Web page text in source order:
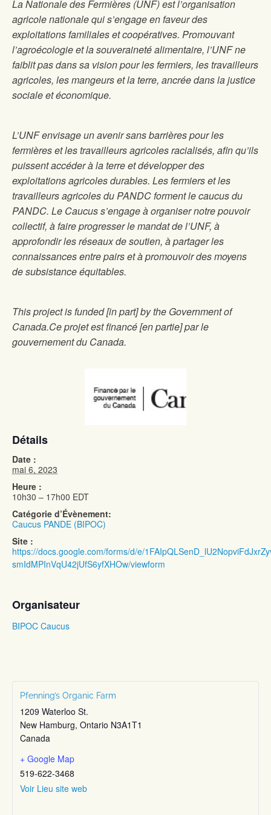
La Nationale des Fermières (UNF) est l’organisation
agricole nationale qui s’engage en faveur des
exploitations familiales et coopératives. Promouvant
l’agroécologie et la souveraineté alimentaire, l’UNF ne
faiblit pas dans sa vision pour les fermiers, les travailleurs
agricoles, les mangeurs et la terre, ancrée dans la justice
sociale et économique.
L’UNF envisage un avenir sans barrières pour les
fermières et les travailleurs agricoles racialisés, afin qu’ils
puissent accéder à la terre et développer des
exploitations agricoles durables. Les fermiers et les
travailleurs agricoles du PANDC forment le caucus du
PANDC. Le Caucus s’engage à organiser notre pouvoir
collectif, à faire progresser le mandat de l’UNF, à
approfondir les réseaux de soutien, à partager les
connaissances entre pairs et à promouvoir des moyens
de subsistance équitables.
This project is funded [in part] by the Government of
Canada.Ce projet est financé [en partie] par le
gouvernement du Canada.
Détails
Date :
mai 6, 2023
Heure :
10h30 – 17h00 EDT
Catégorie d’Évènement:
Caucus PANDE (BIPOC)
Site :
https://docs.google.com/forms/d/e/
smIdMPInVqU42jUfS6yfXHOw/viewform
Organisateur
BIPOC Caucus
Pfenning’s Organic Farm
1209 Waterloo St.
New Hamburg, Ontario N3A1T1
Canada
+ Google Map
519-622-3468
Voir Lieu site web